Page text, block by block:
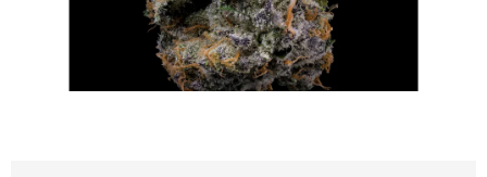
Veľkoobchod
Formulár na odstúpenie od zmluvy
Odstúpenie od zmluvy online